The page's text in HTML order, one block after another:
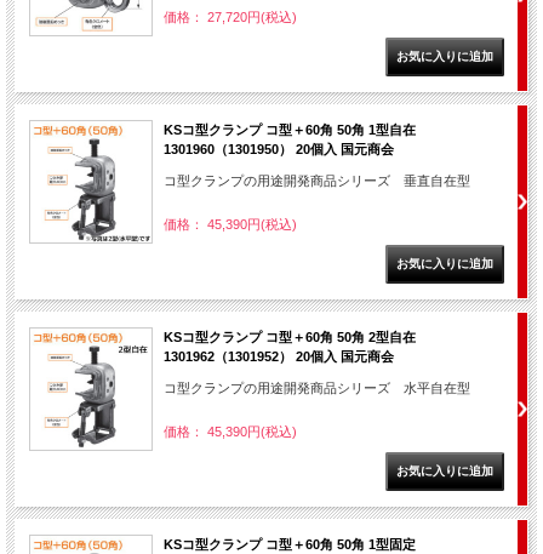
価格： 27,720円(税込)
KSコ型クランプ コ型＋60角 50角 1型自在
1301960（1301950） 20個入 国元商会
コ型クランプの用途開発商品シリーズ 垂直自在型
価格： 45,390円(税込)
KSコ型クランプ コ型＋60角 50角 2型自在
1301962（1301952） 20個入 国元商会
コ型クランプの用途開発商品シリーズ 水平自在型
価格： 45,390円(税込)
KSコ型クランプ コ型＋60角 50角 1型固定